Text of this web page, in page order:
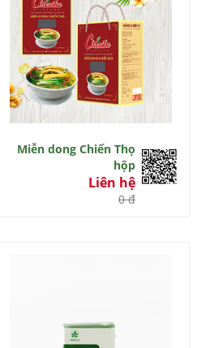
Miễn dong Chiến Thọ
hộp
Liên hệ
0 đ